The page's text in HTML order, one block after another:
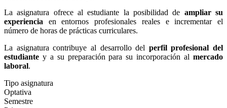
La asignatura ofrece al estudiante la posibilidad de ampliar su
experiencia en entornos profesionales reales e incrementar el
número de horas de prácticas curriculares.
La asignatura contribuye al desarrollo del perfil profesional del
estudiante y a su preparación para su incorporación al mercado
laboral.
Tipo asignatura
Optativa
Semestre